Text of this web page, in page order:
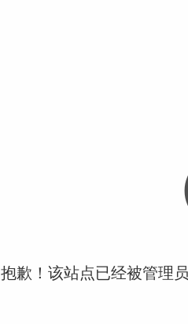
抱歉！该站点已经被管理